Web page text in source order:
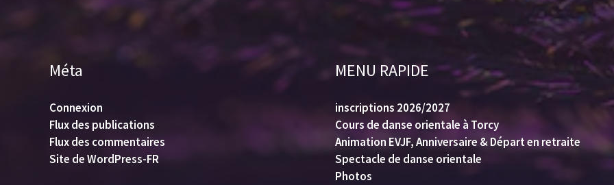
Méta
Connexion
Flux des publications
Flux des commentaires
Site de WordPress-FR
MENU RAPIDE
inscriptions 2026/2027
Cours de danse orientale à Torcy
Animation EVJF, Anniversaire & Départ en retraite
Spectacle de danse orientale
Photos